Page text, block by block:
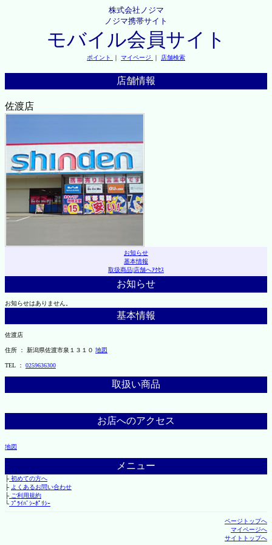
株式会社ノジマ
ノジマ携帯サイト
モバイル会員サイト
ポイント ｜ マイページ ｜ 店舗検索
店舗情報
佐渡店
お知らせ
基本情報
取扱商品|店舗へｱｸｾｽ
お知らせ
お知らせはありません。
基本情報
佐渡店
住所 ： 新潟県佐渡市泉１３１０ 地図
TEL ： 0259636300
取扱い商品
お店へのアクセス
地図
メニュー
├初めての方へ
├ よくあるお問い合わせ
├ご利用規約
└ﾌﾟﾗｲﾊﾞｼｰﾎﾟﾘｼｰ
ページトップへ
マイページへ
サイトトップへ